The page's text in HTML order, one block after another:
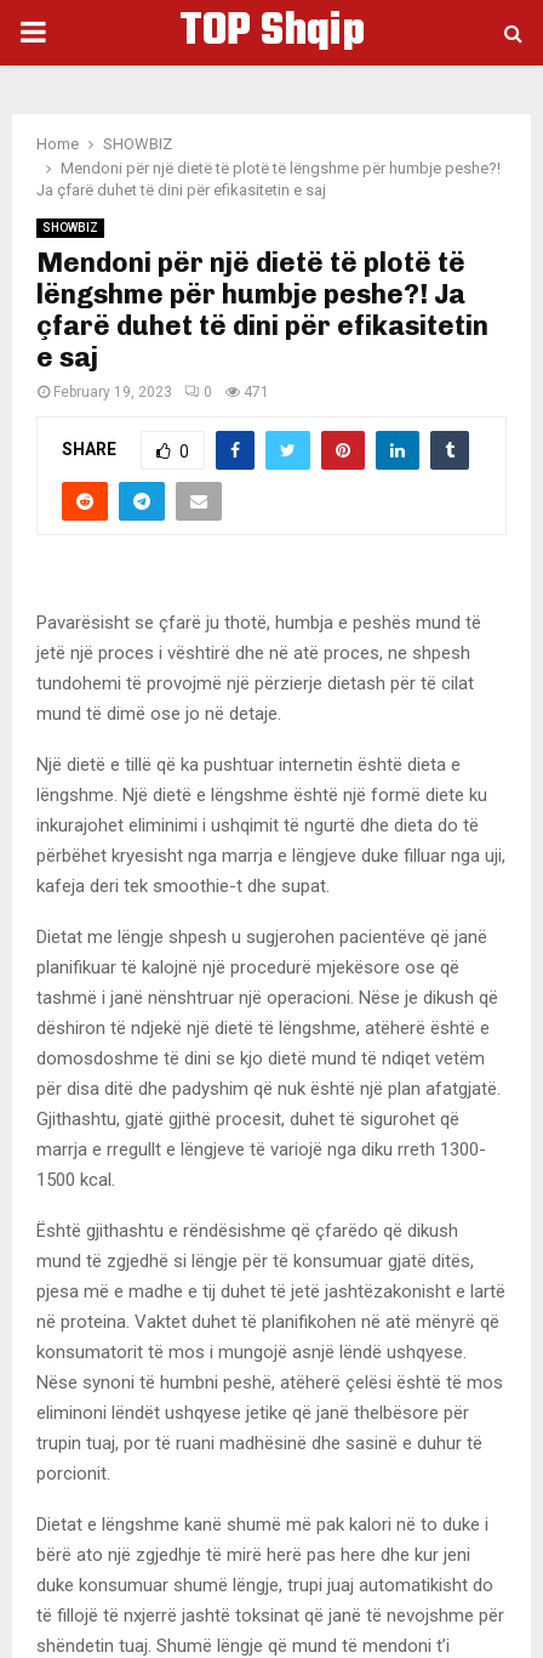
PRIMARY
TOP Shqip
Home
SHOWBIZ
Mendoni për një dietë të plotë të lëngshme për humbje peshe?!
Ja çfarë duhet të dini për efikasitetin e saj
SHOWBIZ
Mendoni për një dietë të plotë të
lëngshme për humbje peshe?! Ja
çfarë duhet të dini për efikasitetin
e saj
February 19, 2023 0 471
SHARE 0
Pavarësisht se çfarë ju thotë, humbja e peshës mund të
jetë një proces i vështirë dhe në atë proces, ne shpesh
tundohemi të provojmë një përzierje dietash për të cilat
mund të dimë ose jo në detaje.
Një dietë e tillë që ka pushtuar internetin është dieta e
lëngshme. Një dietë e lëngshme është një formë diete ku
inkurajohet eliminimi i ushqimit të ngurtë dhe dieta do të
përbëhet kryesisht nga marrja e lëngjeve duke filluar nga uji,
kafeja deri tek smoothie-t dhe supat.
Dietat me lëngje shpesh u sugjerohen pacientëve që janë
planifikuar të kalojnë një procedurë mjekësore ose që
tashmë i janë nënshtruar një operacioni. Nëse je dikush që
dëshiron të ndjekë një dietë të lëngshme, atëherë është e
domosdoshme të dini se kjo dietë mund të ndiqet vetëm
për disa ditë dhe padyshim që nuk është një plan afatgjatë.
Gjithashtu, gjatë gjithë procesit, duhet të sigurohet që
marrja e rregullt e lëngjeve të variojë nga diku rreth 1300-
1500 kcal.
Është gjithashtu e rëndësishme që çfarëdo që dikush
mund të zgjedhë si lëngje për të konsumuar gjatë ditës,
pjesa më e madhe e tij duhet të jetë jashtëzakonisht e lartë
në proteina. Vaktet duhet të planifikohen në atë mënyrë që
konsumatorit të mos i mungojë asnjë lëndë ushqyese.
Nëse synoni të humbni peshë, atëherë çelësi është të mos
eliminoni lëndët ushqyese jetike që janë thelbësore për
trupin tuaj, por të ruani madhësinë dhe sasinë e duhur të
porcionit.
Dietat e lëngshme kanë shumë më pak kalori në to duke i
bërë ato një zgjedhje të mirë herë pas here dhe kur jeni
duke konsumuar shumë lëngje, trupi juaj automatikisht do
të fillojë të nxjerrë jashtë toksinat që janë të nevojshme për
shëndetin tuaj. Shumë lëngje që mund të mendoni t’i